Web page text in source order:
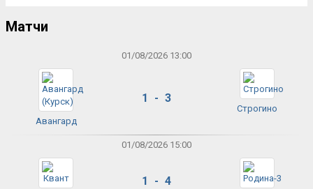
Матчи
01/08/2026 13:00
Авангард
1 - 3
Строгино
01/08/2026 15:00
1 - 4